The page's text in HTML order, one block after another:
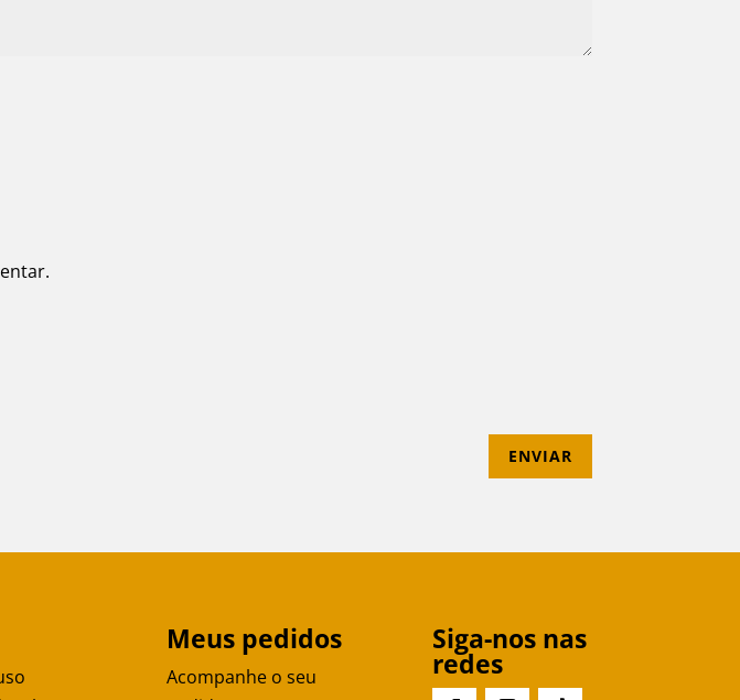
ENVIAR
Meus pedidos
Acompanhe o seu
Siga-nos nas
redes